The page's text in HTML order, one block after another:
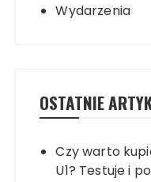
Wydarzenia
OSTATNIE
Czy warto
U1? Testuje i